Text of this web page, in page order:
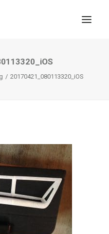
20170421_080113320_iOS